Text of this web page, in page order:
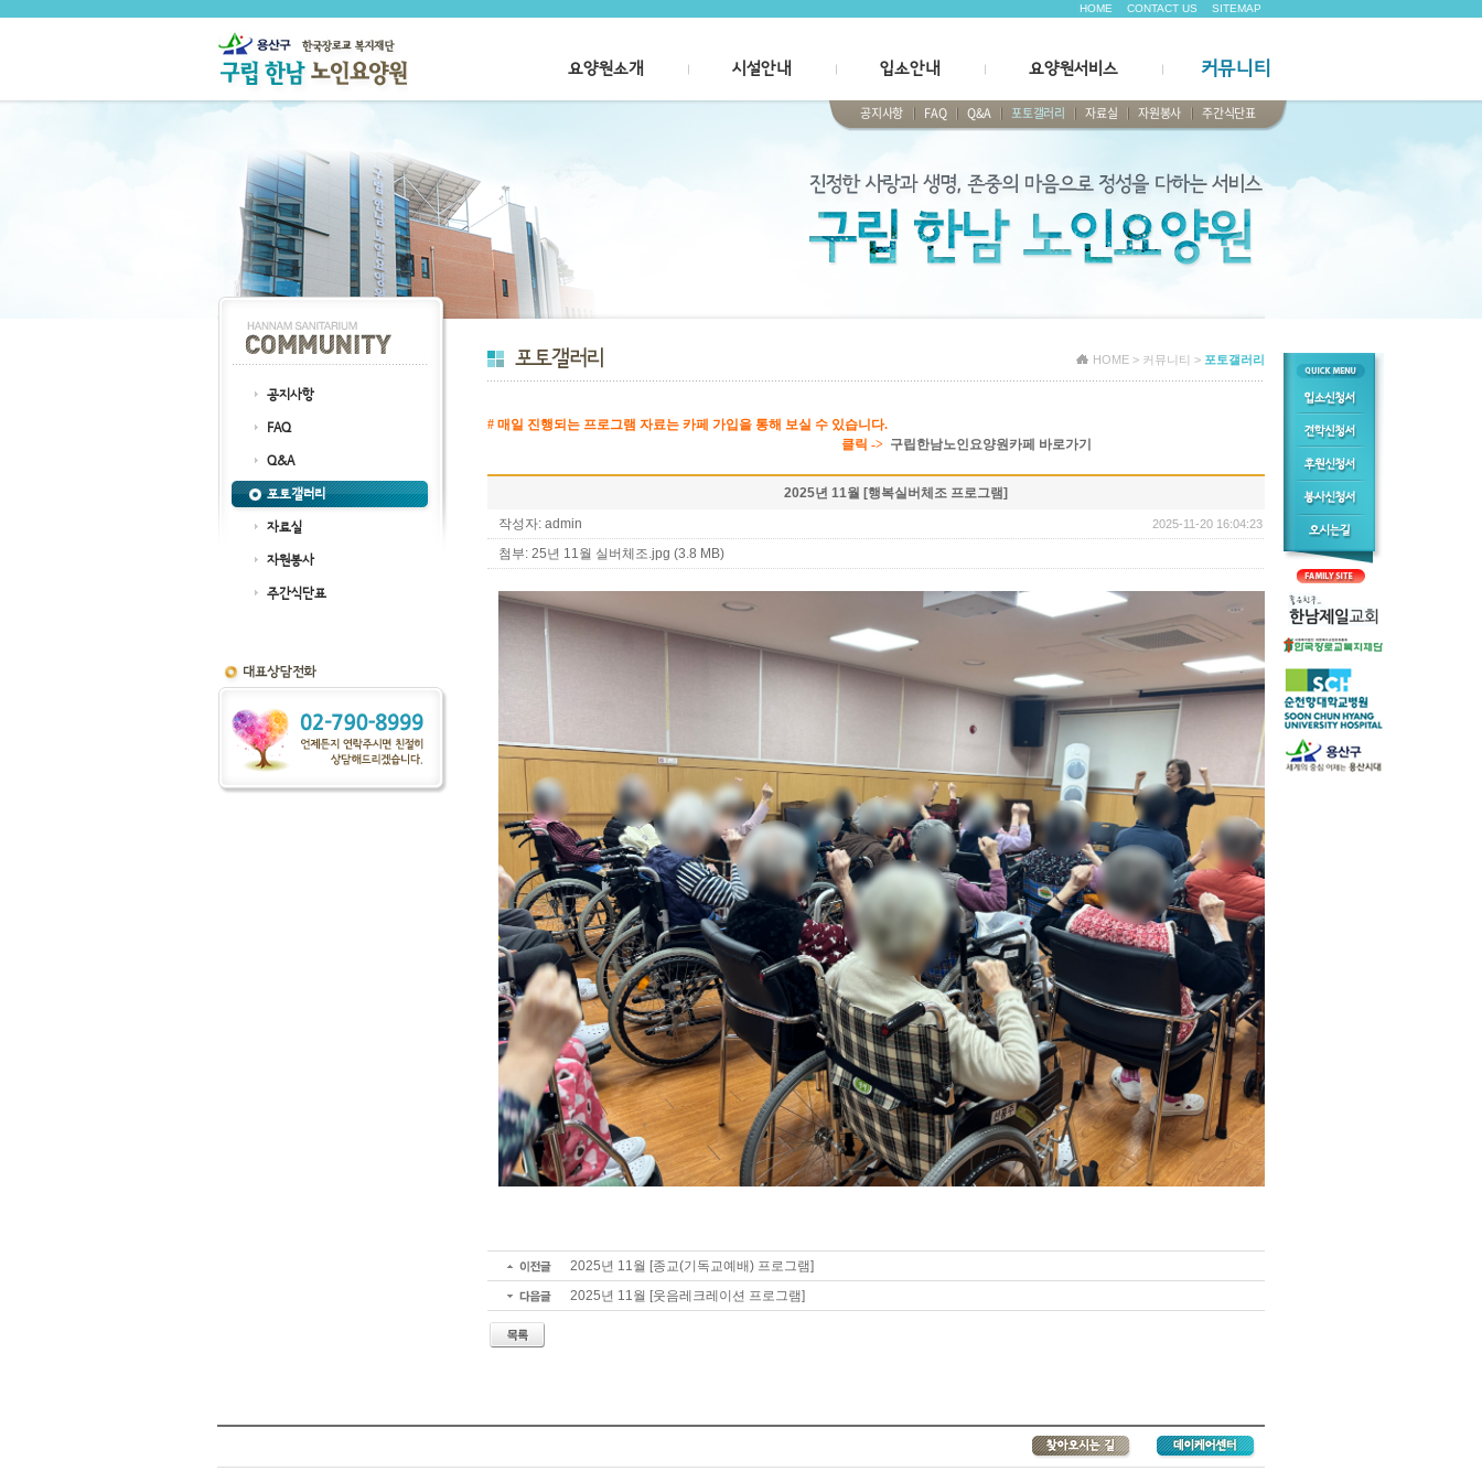
HOME CONTACT US SITEMAP
요양원소개 시설안내 입소안내 요양원서비스 커뮤니티
공지사항 FAQ Q&A 포토갤러리 자료실 자원봉사 주간식단표
공지사항
FAQ
Q&A
포토갤러리
자료실
자원봉사
주간식단표
HOME > 커뮤니티 > 포토갤러리
# 매일 진행되는 프로그램 자료는 카페 가입을 통해 보실 수 있습니다.
클릭 -> 구립한남노인요양원카페 바로가기
2025년 11월 [행복실버체조 프로그램]
작성자: admin
2025-11-20 16:04:23 | 183
첨부: 25년 11월 실버체조.jpg (3.8 MB)
2025년 11월 [종교(기독교예배) 프로그램]
2025년 11월 [웃음레크레이션 프로그램]